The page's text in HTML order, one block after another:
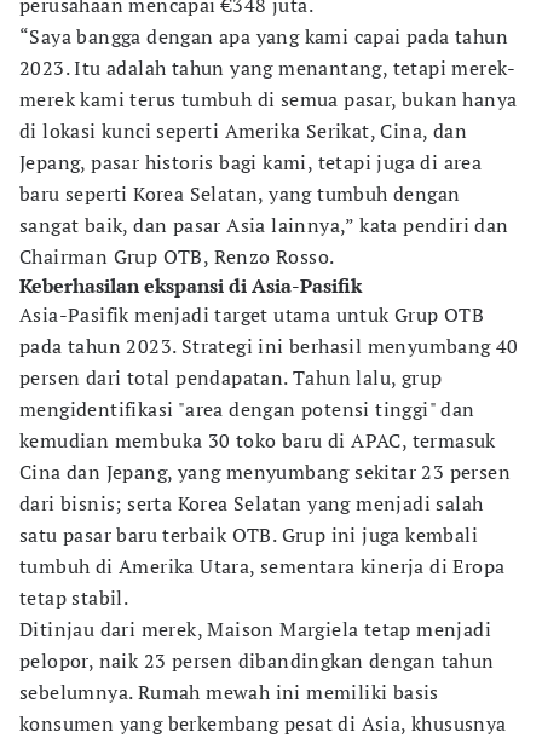
“Saya bangga dengan apa yang kami capai pada tahun
2023. Itu adalah tahun yang menantang, tetapi merek-
merek kami terus tumbuh di semua pasar, bukan hanya
di lokasi kunci seperti Amerika Serikat, Cina, dan
Jepang, pasar historis bagi kami, tetapi juga di area
baru seperti Korea Selatan, yang tumbuh dengan
sangat baik, dan pasar Asia lainnya,” kata pendiri dan
Chairman Grup OTB, Renzo Rosso.
Keberhasilan ekspansi di Asia-Pasifik
Asia-Pasifik menjadi target utama untuk Grup OTB
pada tahun 2023. Strategi ini berhasil menyumbang 40
persen dari total pendapatan. Tahun lalu, grup
mengidentifikasi "area dengan potensi tinggi" dan
kemudian membuka 30 toko baru di APAC, termasuk
Cina dan Jepang, yang menyumbang sekitar 23 persen
dari bisnis; serta Korea Selatan yang menjadi salah
satu pasar baru terbaik OTB. Grup ini juga kembali
tumbuh di Amerika Utara, sementara kinerja di Eropa
tetap stabil.
Ditinjau dari merek, Maison Margiela tetap menjadi
pelopor, naik 23 persen dibandingkan dengan tahun
sebelumnya. Rumah mewah ini memiliki basis
konsumen yang berkembang pesat di Asia, khususnya